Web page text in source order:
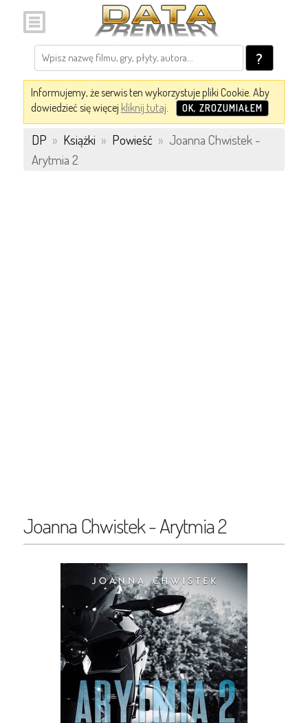
?
Informujemy, że serwis ten wykorzystuje pliki Cookie. Aby
dowiedzieć się więcej kliknij tutaj. OK, ZROZUMIAŁEM
DP » Książki » Powieść » Joanna Chwistek -
Arytmia 2
Joanna Chwistek - Arytmia 2